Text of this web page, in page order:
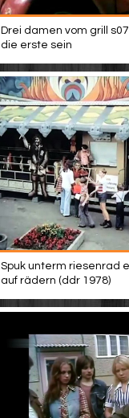
Drei damen vom grill
die erste sein
Spuk unterm riesenrad
auf rädern (ddr 1978)